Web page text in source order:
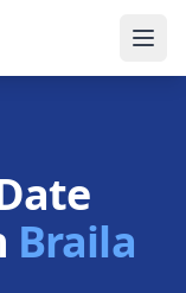
Braila